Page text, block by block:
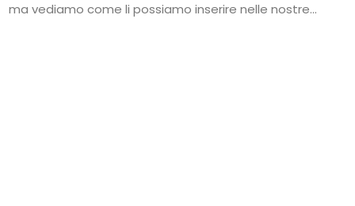
ma vediamo come li possiamo inserire nelle nostre...